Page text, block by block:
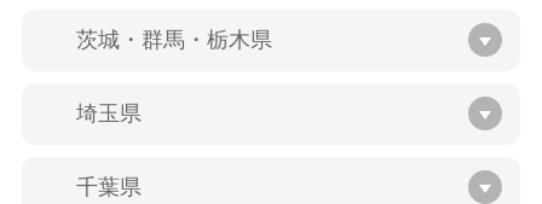
茨城・群馬・栃木県
埼玉県
千葉県